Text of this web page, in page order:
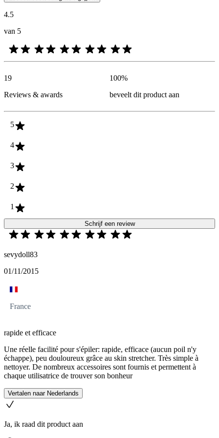
4.5
van 5
19
Reviews & awards
100%
beveelt dit product aan
5
4
3
2
1
Schrijf een review
sevydoll83
01/11/2015
France
rapide et efficace
Une réelle facilité pour s'épiler: rapide, efficace (aucun poil n'y
échappe), peu douloureux grâce au skin stretcher. Très simple à
nettoyer. De nombreux accessoires sont fournis et permettent à
chaque utilisatrice de trouver son bonheur
Vertalen naar Nederlands
Ja, ik raad dit product aan